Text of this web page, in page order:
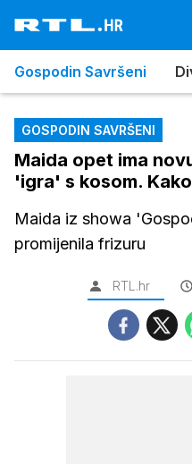
Gospodin Savršeni
GOSPODIN SAVRŠENI
Maida opet ima
'igra' s kosom.
Maida iz showa
promijenila frizuru
RTL.hr